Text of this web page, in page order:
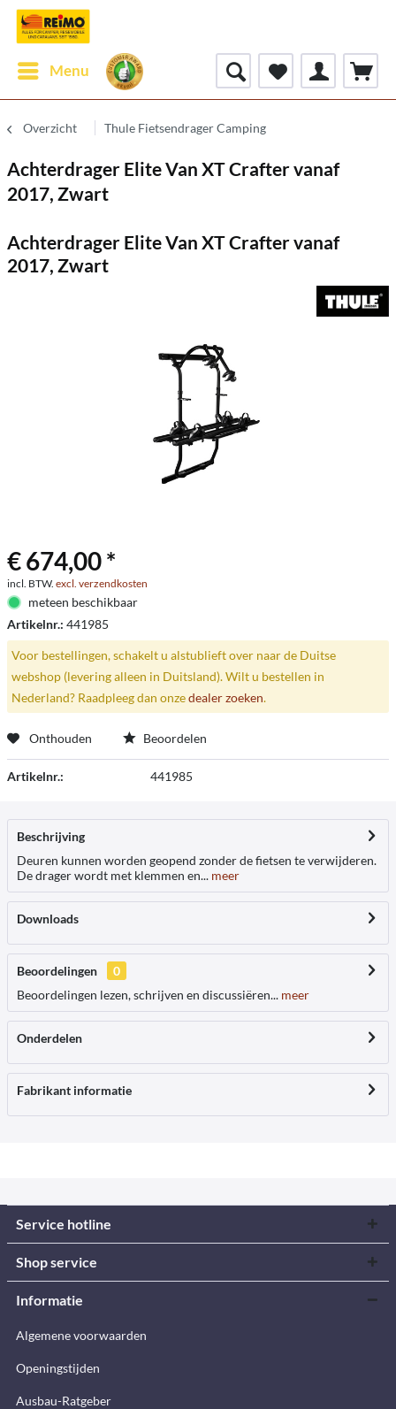
Menu
Overzicht Thule Fietsendrager Camping
Achterdrager Elite Van XT Crafter vanaf
2017, Zwart
Achterdrager Elite Van XT Crafter vanaf
2017, Zwart
€ 674,00 *
incl. BTW. excl. verzendkosten
meteen beschikbaar
Artikelnr.: 441985
Voor bestellingen, schakelt u alstublieft over naar de Duitse
webshop (levering alleen in Duitsland). Wilt u bestellen in
Nederland? Raadpleeg dan onzedealer zoeken.
Onthouden Beoordelen
Artikelnr.: 441985
Beschrijving
Deuren kunnen worden geopend zonder de fietsen te verwijderen.
De drager wordt met klemmen en... meer
Downloads
Beoordelingen
0
Beoordelingen lezen, schrijven en discussiëren... meer
Onderdelen
Fabrikant informatie
Service hotline
Shop service
Informatie
Algemene voorwaarden
Openingstijden
Ausbau-Ratgeber